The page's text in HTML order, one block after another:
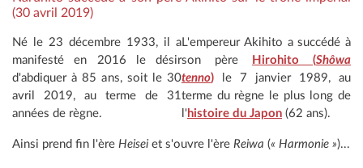
(30 avril 2019)
L'empereur Akihito a succédé à
son père
Hirohito (Shôwa
tenno) le 7 janvier 1989, au
terme du règne le plus long de
l' histoire du Japon (62 ans).
Né le 23 décembre 1933, il a
manifesté en 2016 le désir
d'abdiquer à 85 ans, soit le 30
avril 2019, au terme de 31
années de règne.
Ainsi prend fin l'ère Heisei et s'ouvre l'ère Reiwa (« Harmonie »)...